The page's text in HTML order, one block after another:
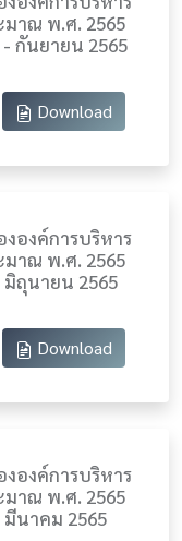
าณ พ.ศ. 2565
กันยายน 2565
Download
องค์การบริหาร
าณ พ.ศ. 2565
ถุนายน 2565
Download
องค์การบริหาร
าณ พ.ศ. 2565
นาคม 2565